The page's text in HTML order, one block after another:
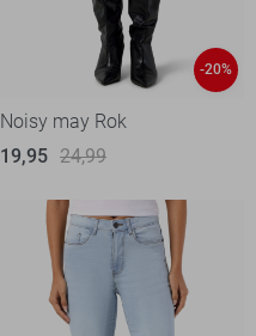
-20%
Noisy may Rok
19,95 24,99